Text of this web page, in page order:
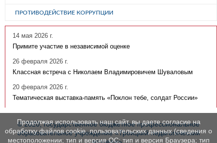
ПРОТИВОДЕЙСТВИЕ КОРРУПЦИИ
14 мая 2026 г.
Примите участие в независимой оценке
26 февраля 2026 г.
Классная встреча с Николаем Владимировичем Шуваловым
20 февраля 2026 г.
Тематическая выставка-память «Поклон тебе, солдат России»
© 2020, государственное бюджетное профессиональное
образовательное учреждение «Троицкий педагогический
Продолжая использовать наш сайт, вы даете согласие на
обработку файлов cookie, пользовательских данных (сведения о
местоположении; тип и версия ОС; тип и версия Браузера; тип